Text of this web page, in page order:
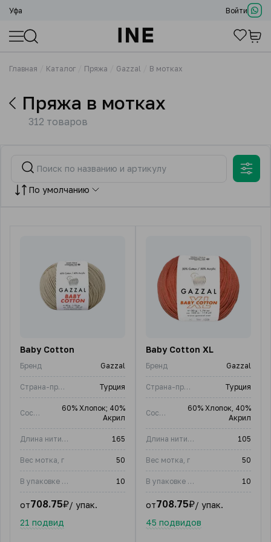
Уфа Войти
Главная Каталог Пряжа Gazzal В мотках
Пряжа в мотках
312 товаров
По умолчанию
Baby Cotton
Бренд Gazzal
Страна-производитель Турция
Состав
60% Хлопок; 40%
Акрил
Длина нити, м 165
Вес мотка, г 50
В упаковке (шт) 10
от708.75₽/ упак.
21 подвид
Baby Cotton XL
Бренд Gazzal
Страна-производитель Турция
Состав
60% Хлопок, 40%
Акрил
Длина нити, м 105
Вес мотка, г 50
В упаковке (шт) 10
от708.75₽/ упак.
45 подвидов